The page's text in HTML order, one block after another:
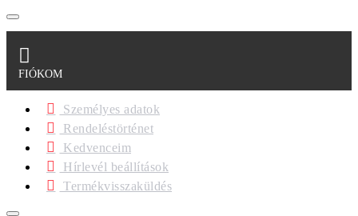
FIÓKOM
Személyes adatok
Rendeléstörténet
Kedvenceim
Hírlevél beállítások
Termékvisszaküldés